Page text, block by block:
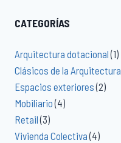
CATEGORÍAS
Arquitectura dotacional(1)
Clásicos de la Arquitectura
Espacios exteriores(2)
Mobiliario(4)
Retail(3)
Vivienda Colectiva(4)